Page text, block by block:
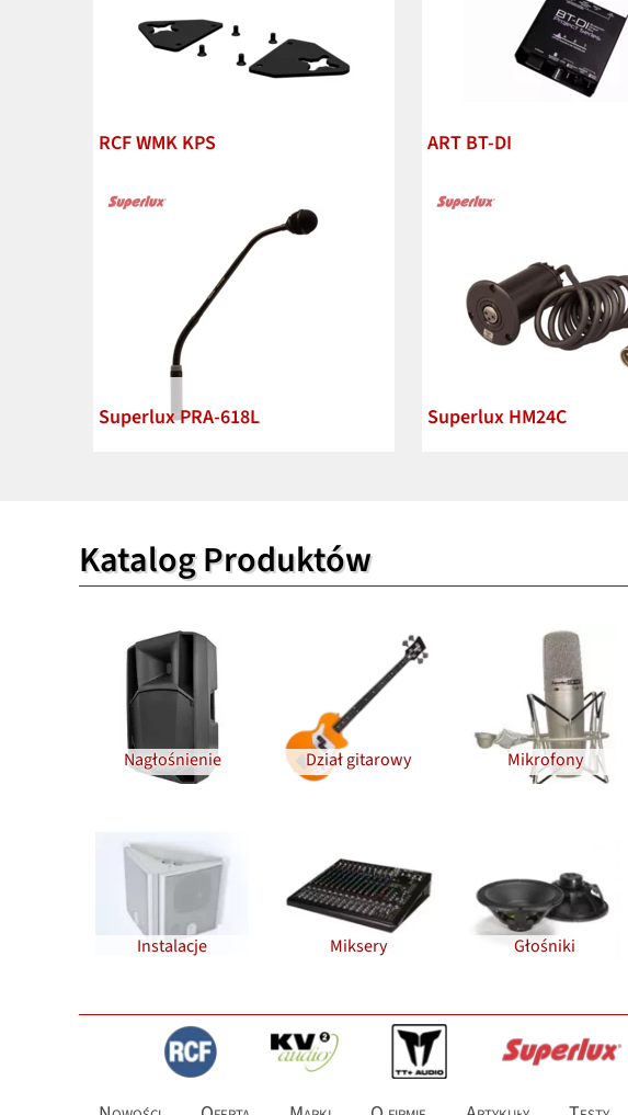
RCF WMK KPS ART BT-DI
Superlux PRA-618L Superlux HM24C
Katalog Produktów
Nagłośnienie Dział gitarowy Mikrofony
Instalacje Miksery Głośniki